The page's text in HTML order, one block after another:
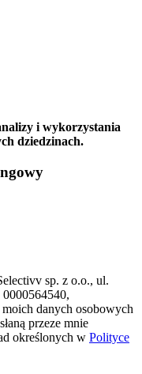
i wykorzystania
dziedzinach.
sp. z o.o., ul.
danych osobowych
przeze mnie
określonych w Polityce